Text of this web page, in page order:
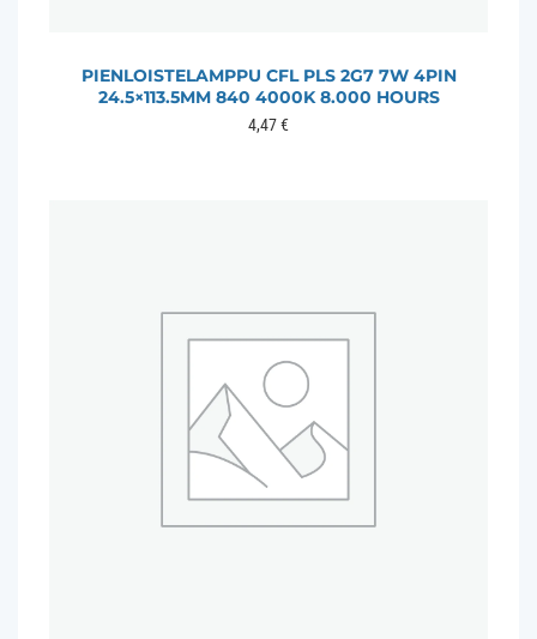
PIENLOISTELAMPPU CFL PLS 2G7 7W 4PIN
24.5×113.5MM 840 4000K 8.000 HOURS
4,47€